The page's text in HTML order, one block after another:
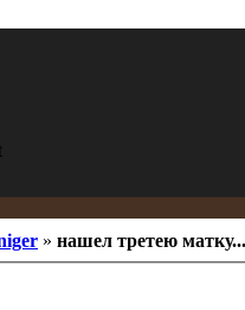
» нашел третею матку...